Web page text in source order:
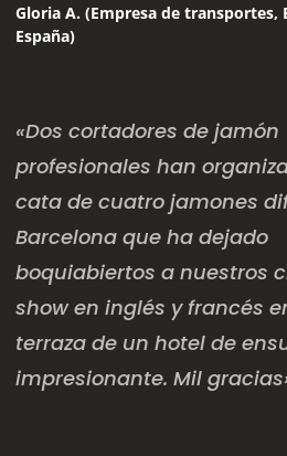
Gloria A. (Empresa de transportes,
España)
«Dos cortadores de jamón
profesionales han
cata de cuatro jamones
Barcelona que ha dejado
boquiabiertos a nuestros
show en inglés y francés
terraza de un hotel de
impresionante. Mil